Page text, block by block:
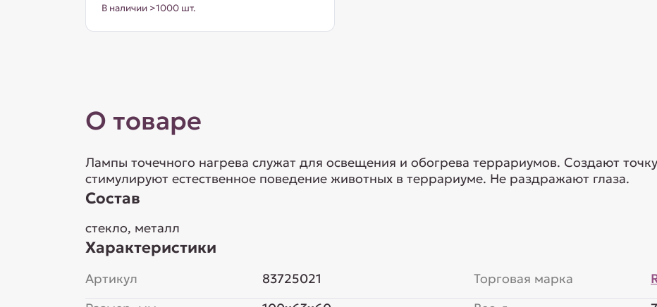
В наличии >1000 шт.
О товаре
Лампы точечного нагрева служат для освещения и обогрева террариумов. Создают
стимулируют естественное поведение животных в террариуме. Не раздражают глаза.
Состав
стекло, металл
Характеристики
Артикул
83725021
Торговая марка